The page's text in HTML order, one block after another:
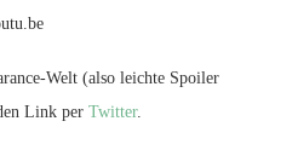
Welt (also leichte Spoiler
Link per Twitter.